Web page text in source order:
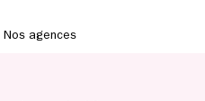
Nos agences